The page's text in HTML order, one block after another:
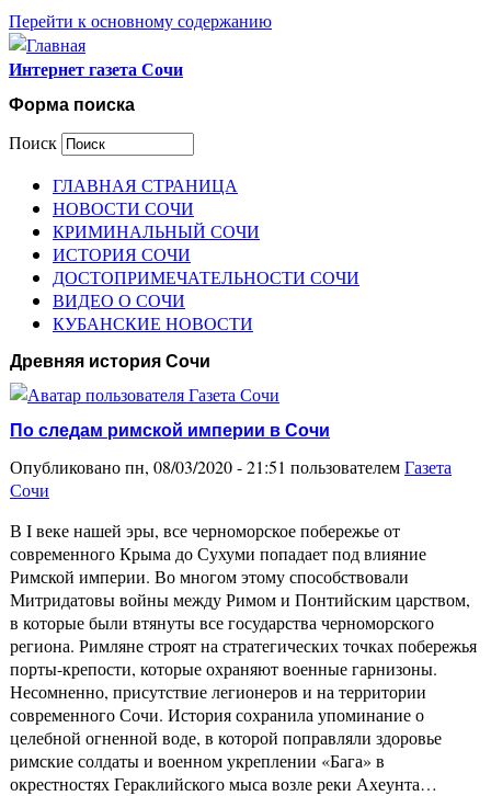
Перейти к основному содержанию
Интернет газета Сочи
Форма поиска
Поиск
ГЛАВНАЯ СТРАНИЦА
НОВОСТИ СОЧИ
КРИМИНАЛЬНЫЙ СОЧИ
ИСТОРИЯ СОЧИ
ДОСТОПРИМЕЧАТЕЛЬНОСТИ СОЧИ
ВИДЕО О СОЧИ
КУБАНСКИЕ НОВОСТИ
Древняя история Сочи
По следам римской империи в Сочи
Опубликовано пн, 08/03/2020 - 21:51 пользователемГазета
Сочи
В I веке нашей эры, все черноморское побережье от
современного Крыма до Сухуми попадает под влияние
Римской империи. Во многом этому способствовали
Митридатовы войны между Римом и Понтийским царством,
в которые были втянуты все государства черноморского
региона. Римляне строят на стратегических точках побережья
порты-крепости, которые охраняют военные гарнизоны.
Несомненно, присутствие легионеров и на территории
современного Сочи. История сохранила упоминание о
целебной огненной воде, в которой поправляли здоровье
римские солдаты и военном укреплении «Бага» в
окрестностях Гераклийского мыса возле реки Ахеунта…